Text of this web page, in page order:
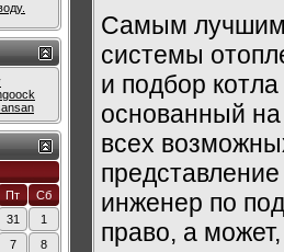
Самым лучшим
системы
и подбор
основанный
всех
инженер по
право, а
Пт
Сб
31
1
7
8